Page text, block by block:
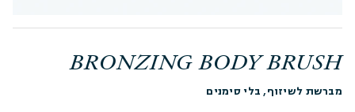
BRONZING BODY BRUSH
מברשת לשיזוף, בלי סימנים